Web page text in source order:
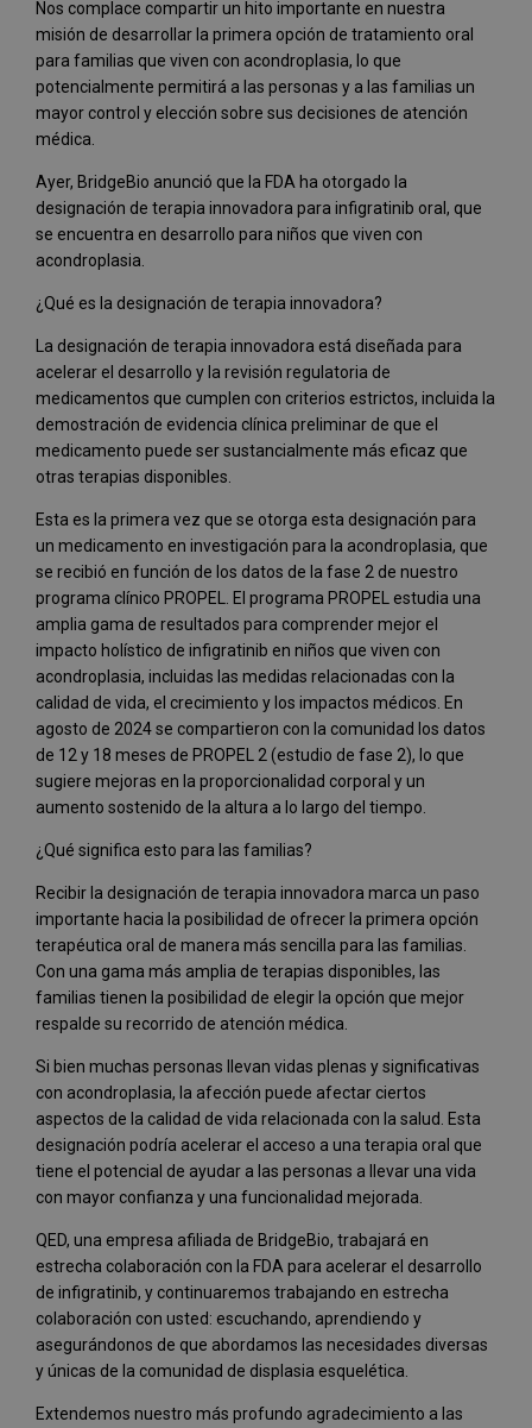
Nos complace compartir un hito importante en nuestra
misión de desarrollar la primera opción de tratamiento oral
para familias que viven con acondroplasia, lo que
potencialmente permitirá a las personas y a las familias un
mayor control y elección sobre sus decisiones de atención
médica.
Ayer, BridgeBio anunció que la FDA ha otorgado la
designación de terapia innovadora para infigratinib oral, que
se encuentra en desarrollo para niños que viven con
acondroplasia.
¿Qué es la designación de terapia innovadora?
La designación de terapia innovadora está diseñada para
acelerar el desarrollo y la revisión regulatoria de
medicamentos que cumplen con criterios estrictos, incluida la
demostración de evidencia clínica preliminar de que el
medicamento puede ser sustancialmente más eficaz que
otras terapias disponibles.
Esta es la primera vez que se otorga esta designación para
un medicamento en investigación para la acondroplasia, que
se recibió en función de los datos de la fase 2 de nuestro
programa clínico PROPEL. El programa PROPEL estudia una
amplia gama de resultados para comprender mejor el
impacto holístico de infigratinib en niños que viven con
acondroplasia, incluidas las medidas relacionadas con la
calidad de vida, el crecimiento y los impactos médicos. En
agosto de 2024 se compartieron con la comunidad los datos
de 12 y 18 meses de PROPEL 2 (estudio de fase 2), lo que
sugiere mejoras en la proporcionalidad corporal y un
aumento sostenido de la altura a lo largo del tiempo.
¿Qué significa esto para las familias?
Recibir la designación de terapia innovadora marca un paso
importante hacia la posibilidad de ofrecer la primera opción
terapéutica oral de manera más sencilla para las familias.
Con una gama más amplia de terapias disponibles, las
familias tienen la posibilidad de elegir la opción que mejor
respalde su recorrido de atención médica.
Si bien muchas personas llevan vidas plenas y significativas
con acondroplasia, la afección puede afectar ciertos
aspectos de la calidad de vida relacionada con la salud. Esta
designación podría acelerar el acceso a una terapia oral que
tiene el potencial de ayudar a las personas a llevar una vida
con mayor confianza y una funcionalidad mejorada.
QED, una empresa afiliada de BridgeBio, trabajará en
estrecha colaboración con la FDA para acelerar el desarrollo
de infigratinib, y continuaremos trabajando en estrecha
colaboración con usted: escuchando, aprendiendo y
asegurándonos de que abordamos las necesidades diversas
y únicas de la comunidad de displasia esquelética.
Extendemos nuestro más profundo agradecimiento a las